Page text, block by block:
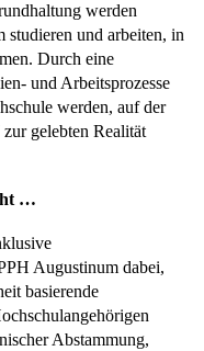
werden
studieren und arbeiten, in
Durch eine
und Arbeitsprozesse
werden, auf der
gelebten Realität
…
Augustinum dabei,
basierende
Abstammung,